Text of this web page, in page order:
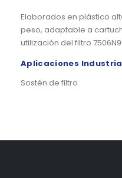
Elaborados en plástico
peso, adaptable a
utilización del filtro
Aplicaciones
Sostén de filtro